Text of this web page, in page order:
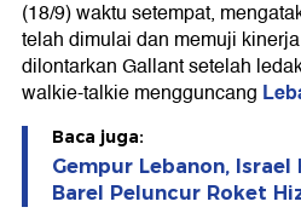
(18/9) waktu setempat,
telah dimulai dan memuji
dilontarkan Gallant setelah
walkie-talkie mengguncang
Baca juga:
Gempur Lebanon, Israel
Barel Peluncur Roket